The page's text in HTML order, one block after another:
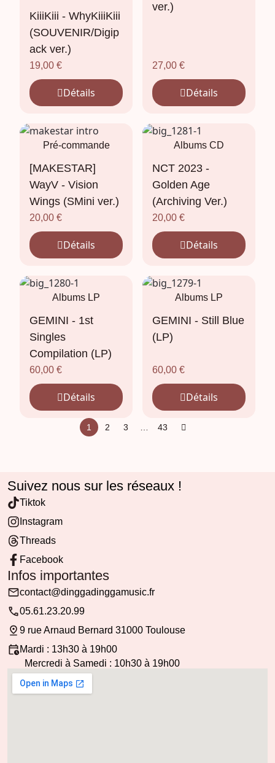
KiiiKiii - WhyKiiiKiii
(SOUVENIR/Digip
ack ver.)
19,00€
Détails
ver.)
27,00 €
Détails
Pré-commande
[MAKESTAR]
WayV - Vision
Wings (SMini ver.)
20,00€
Détails
Albums CD
NCT 2023 -
Golden Age
(Archiving Ver.)
20,00 €
Détails
Albums LP
GEMINI - 1st
Singles
Compilation (LP)
60,00€
Détails
Albums LP
GEMINI - Still Blue
(LP)
60,00 €
Détails
1 2 3 43
Suivez nous sur les réseaux !
Tiktok
Instagram
Threads
Facebook
Infos importantes
contact@dinggadinggamusic.fr
05.61.23.20.99
9 rue Arnaud Bernard 31000 Toulouse
Mardi : 13h30 à 19h00
Mercredi à Samedi : 10h30 à 19h00